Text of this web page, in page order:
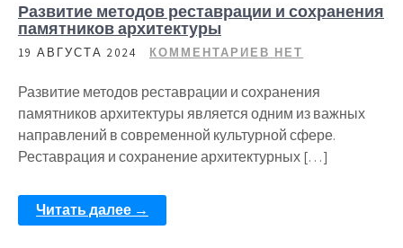
Развитие методов реставрации и сохранения
памятников архитектуры
19 АВГУСТА 2024 КОММЕНТАРИЕВ НЕТ
Развитие методов реставрации и сохранения
памятников архитектуры является одним из важных
направлений в современной культурной сфере.
Реставрация и сохранение архитектурных […]
Читать далее →